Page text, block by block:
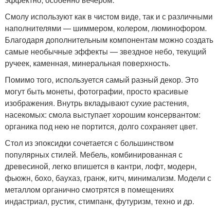
Смолу используют как в чистом виде, так и с различными
наполнителями — шиммером, колером, люминофором.
Благодаря дополнительным компонентам можно создать
самые необычные эффекты — звездное небо, текущий
ручеек, каменная, минеральная поверхность.
Помимо того, используется самый разный декор. Это
могут быть монеты, фотографии, просто красивые
изображения. Внутрь вкладывают сухие растения,
насекомых: смола выступает хорошим консервантом:
органика под нею не портится, долго сохраняет цвет.
Стол из эпоксидки сочетается с большинством
популярных стилей. Мебель, комбинированная с
древесиной, легко впишется в кантри, лофт, модерн,
фьюжн, бохо, баухаз, гранж, китч, минимализм. Модели с
металлом органично смотрятся в помещениях
индастриал, рустик, стимпанк, футуризм, техно и др.